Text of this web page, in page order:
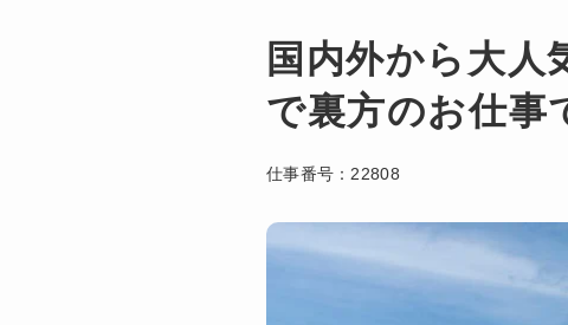
国内外から大
で裏方のお仕事
仕事番号： 22808